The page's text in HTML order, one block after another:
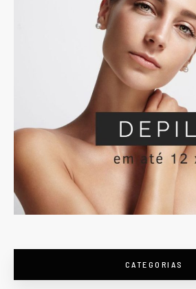
CATEGORIAS